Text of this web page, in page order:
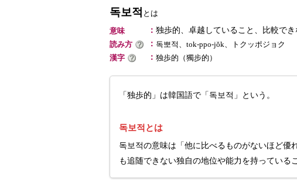
독보적 とは
意味
： 独歩的、卓越していること、比較で
読み方
： 독뽀적、tok-ppo-jŏk、トクッポジョク
漢字
： 独歩的（獨步的）
「独歩的」は韓国語で「독보적」という。
독보적とは
독보적の意味は「他に比べるものがないほど優
も追随できない独自の地位や能力を持っている